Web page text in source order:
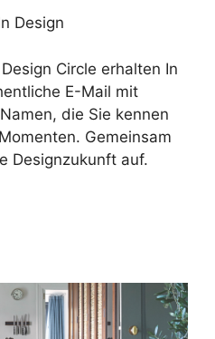
Design
Circle erhalten In
E-Mail mit
die Sie kennen
Gemeinsam
Designzukunft auf.